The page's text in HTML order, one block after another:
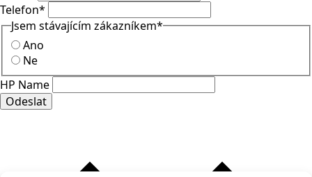
Telefon*
Jsem stávajícím zákazníkem*
Ano
Ne
HP Name
Odeslat